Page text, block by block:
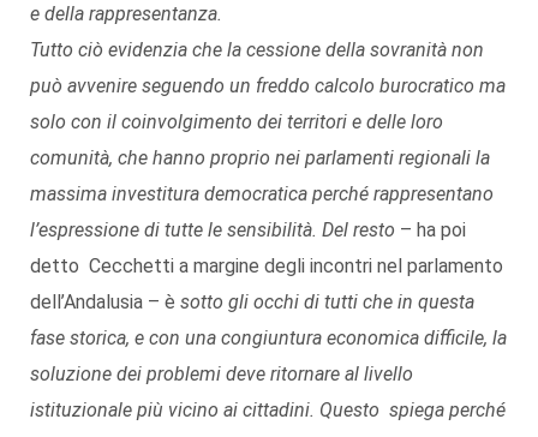
e della rappresentanza.
Tutto ciò evidenzia che la cessione della sovranità non
può avvenire seguendo un freddo calcolo burocratico ma
solo con il coinvolgimento dei territori e delle loro
comunità, che hanno proprio nei parlamenti regionali la
massima investitura democratica perché rappresentano
l’espressione di tutte le sensibilità. Del resto – ha poi
detto Cecchetti a margine degli incontri nel parlamento
dell’Andalusia – è sotto gli occhi di tutti che in questa
fase storica, e con una congiuntura economica difficile, la
soluzione dei problemi deve ritornare al livello
istituzionale più vicino ai cittadini. Questo spiega perché